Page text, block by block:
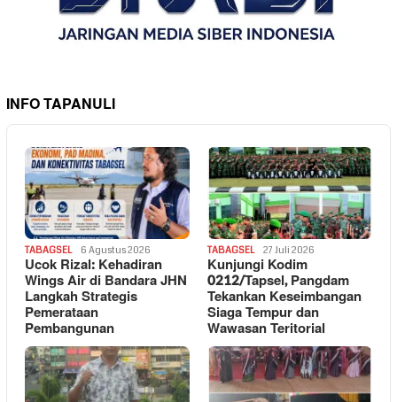
INFO TAPANULI
TABAGSEL 6 Agustus 2026
Ucok Rizal: Kehadiran
Wings Air di Bandara JHN
Langkah Strategis
Pemerataan
Pembangunan
TABAGSEL 27 Juli 2026
Kunjungi Kodim
0212/Tapsel, Pangdam
Tekankan Keseimbangan
Siaga Tempur dan
Wawasan Teritorial